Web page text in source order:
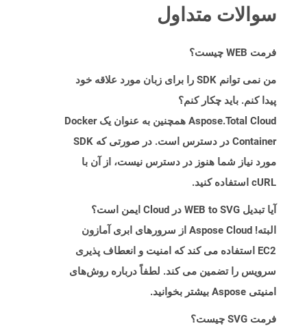
سوالات متداول
فرمت WEB چیست؟
من نمی توانم SDK را برای زبان مورد علاقه خود
پیدا کنم. باید چکار کنم؟
Aspose.Total Cloud همچنین به عنوان یک Docker
Container در دسترس است. در صورتی که SDK
مورد نیاز شما هنوز در دسترس نیست، از آن با
cURL استفاده کنید.
آیا تبدیل WEB to SVG در Cloud ایمن است؟
البته! Aspose Cloud از سرورهای ابری آمازون
EC2 استفاده می کند که امنیت و انعطاف پذیری
سرویس را تضمین می کند. لطفاً درباره روش‌های
امنیتی Aspose بیشتر بخوانید.
فرمت SVG چیست؟